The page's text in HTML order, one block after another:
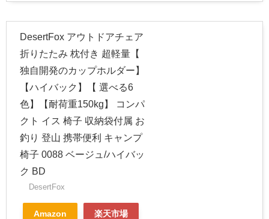
DesertFox アウトドアチェア
折りたたみ 枕付き 超軽量【
独自開発のカップホルダー】
【ハイバック】【 選べる6
色】【耐荷重150kg】 コンパ
クト イス 椅子 収納袋付属 お
釣り 登山 携帯便利 キャンプ
椅子 0088 ベージュ/ハイバッ
ク BD
DesertFox
Amazon 楽天市場